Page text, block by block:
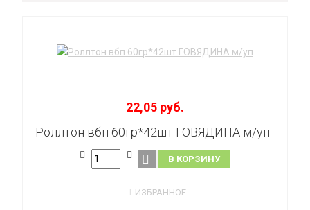
22,05 руб.
Роллтон вбп 60гр*42шт ГОВЯДИНА м/уп
В КОРЗИНУ
ИЗБРАННОЕ